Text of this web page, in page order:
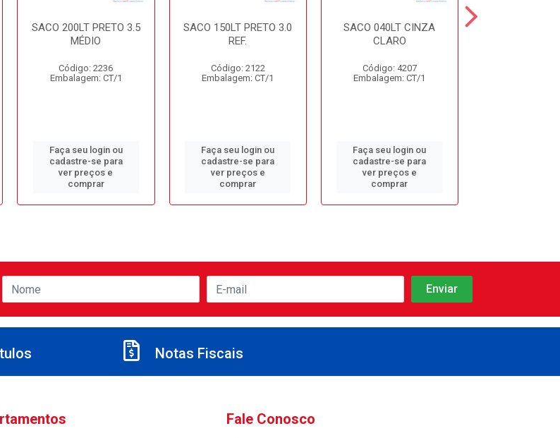
SACO 200LT PRETO 3.5
MÉDIO
Código: 2236
Embalagem: CT/1
Faça seu login ou
cadastre-se para
ver preços e
comprar
SACO 150LT PRETO 3.0
REF.
Código: 2122
Embalagem: CT/1
Faça seu login ou
cadastre-se para
ver preços e
comprar
SACO 040LT CINZA
CLARO
Código: 4207
Embalagem: CT/1
Faça seu login ou
cadastre-se para
ver preços e
comprar
Notas Fiscais
Fale Conosco